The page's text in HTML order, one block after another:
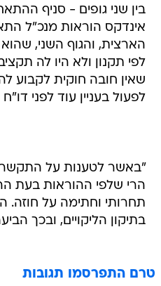
בין שני גופים - סניף
אינדקס הוראות מנכ"ל
הארצית, והגוף השני,
לפי תקנון ולא היו לה
שאין חובה חוקית לקבוע
לפעול בעניין עוד לפני
"באשר לטענות על
הרי שלפי ההוראות בעת
תחרותי וחתימה על חוזה.
בתיקון הליקויים, ובכך
טרם התפרסמו תגובות